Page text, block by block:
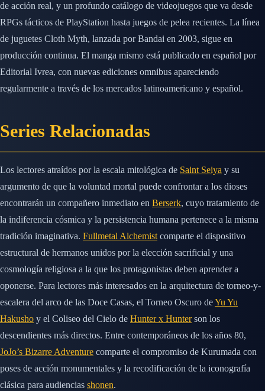
de acción real, y un profundo catálogo de videojuegos que va desde
RPGs tácticos de PlayStation hasta juegos de pelea recientes. La línea
de juguetes Cloth Myth, lanzada por Bandai en 2003, sigue en
producción continua. El manga mismo está publicado en español por
Editorial Ivrea, con nuevas ediciones omnibus apareciendo
regularmente a través de los mercados latinoamericano y español.
Series Relacionadas
Los lectores atraídos por la escala mitológica de Saint Seiya y su
argumento de que la voluntad mortal puede confrontar a los dioses
encontrarán un compañero inmediato en Berserk, cuyo tratamiento de
la indiferencia cósmica y la persistencia humana pertenece a la misma
tradición imaginativa. Fullmetal Alchemist comparte el dispositivo
estructural de hermanos unidos por la elección sacrificial y una
cosmología religiosa a la que los protagonistas deben aprender a
oponerse. Para lectores más interesados en la arquitectura de torneo-y-
escalera del arco de las Doce Casas, el Torneo Oscuro deYu Yu
Hakusho y el Coliseo del Cielo de Hunter x Hunterson los
descendientes más directos. Entre contemporáneos de los años 80,
JoJo’s Bizarre Adventure comparte el compromiso de Kurumada con
poses de acción monumentales y la recodificación de la iconografía
clásica para audiencias shonen.